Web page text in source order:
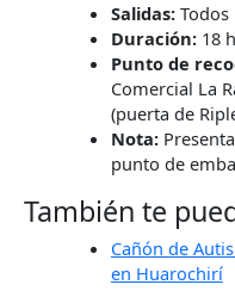
Salidas:Todos
Duración:18
Punto de
Comercial La
(puerta de
Nota:
punto de
También te
Cañón de
en Huarochirí